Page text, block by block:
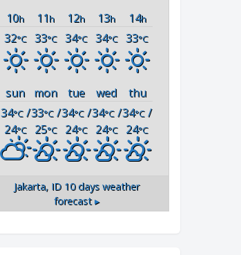
10h 11h 12h 13h 14h
32°C 33°C 34°C 34°C 33°C
sun mon tue wed
thu
34°C/
24°C
33°C/
25°C
34°C/
24°C
34°C/
24°C
34°C /
24°C
Jakarta, ID 10 days weather
forecast ▸